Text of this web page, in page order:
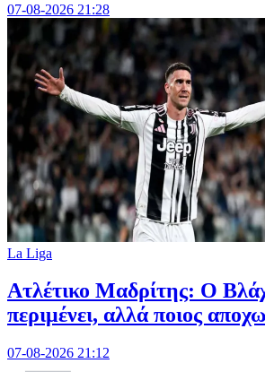
07-08-2026 21:28
La Liga
Ατλέτικο Μαδρίτης: Ο
περιμένει, αλλά ποιος
07-08-2026 21:12